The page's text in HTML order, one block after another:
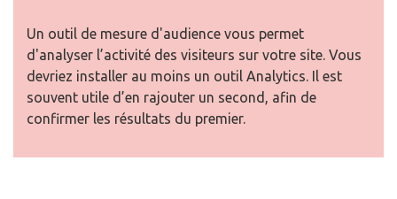
Un outil de mesure d'audience vous permet
d'analyser l’activité des visiteurs sur votre site. Vous
devriez installer au moins un outil Analytics. Il est
souvent utile d’en rajouter un second, afin de
confirmer les résultats du premier.